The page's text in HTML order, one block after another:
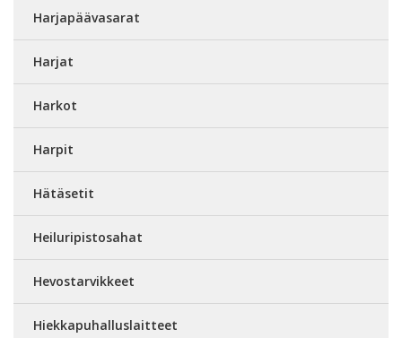
Harjapäävasarat
Harjat
Harkot
Harpit
Hätäsetit
Heiluripistosahat
Hevostarvikkeet
Hiekkapuhalluslaitteet